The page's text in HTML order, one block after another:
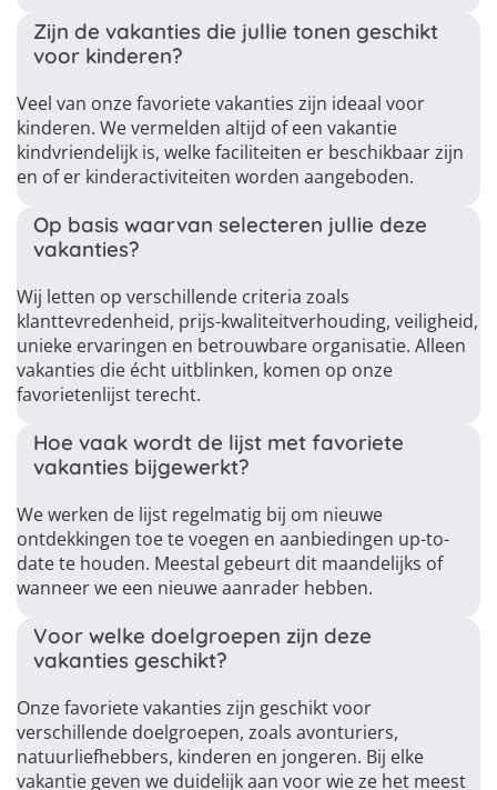
Zijn de vakanties die jullie tonen geschikt
voor kinderen?
Veel van onze favoriete vakanties zijn ideaal voor
kinderen. We vermelden altijd of een vakantie
kindvriendelijk is, welke faciliteiten er beschikbaar zijn
en of er kinderactiviteiten worden aangeboden.
Op basis waarvan selecteren jullie deze
vakanties?
Wij letten op verschillende criteria zoals
klanttevredenheid, prijs-kwaliteitverhouding, veiligheid,
unieke ervaringen en betrouwbare organisatie. Alleen
vakanties die écht uitblinken, komen op onze
favorietenlijst terecht.
Hoe vaak wordt de lijst met favoriete
vakanties bijgewerkt?
We werken de lijst regelmatig bij om nieuwe
ontdekkingen toe te voegen en aanbiedingen up-to-
date te houden. Meestal gebeurt dit maandelijks of
wanneer we een nieuwe aanrader hebben.
Voor welke doelgroepen zijn deze
vakanties geschikt?
Onze favoriete vakanties zijn geschikt voor
verschillende doelgroepen, zoals avonturiers,
natuurliefhebbers, kinderen en jongeren. Bij elke
vakantie geven we duidelijk aan voor wie ze het meest